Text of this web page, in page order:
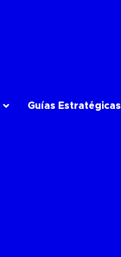
Guías Estratégicas